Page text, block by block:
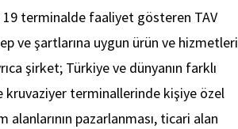
19 terminalde faaliyet gösteren TAV
ve şartlarına uygun ürün ve hizmetleri
şirket; Türkiye ve dünyanın farklı
kruvaziyer terminallerinde kişiye özel
alanlarının pazarlanması, ticari alan